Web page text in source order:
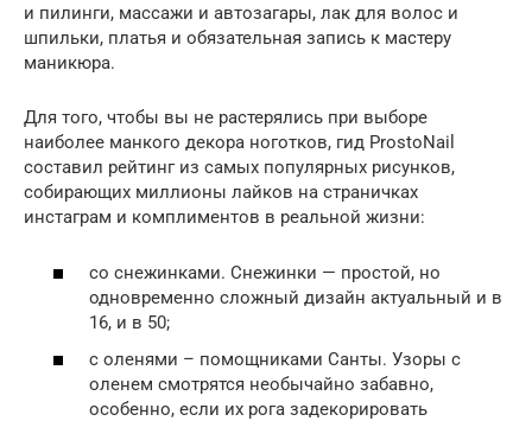
и пилинги, массажи и автозагары, лак для волос и
шпильки, платья и обязательная запись к мастеру
маникюра.
Для того, чтобы вы не растерялись при выборе
наиболее манкого декора ноготков, гид ProstoNail
составил рейтинг из самых популярных рисунков,
собирающих миллионы лайков на страничках
инстаграм и комплиментов в реальной жизни:
со снежинками. Снежинки — простой, но
одновременно сложный дизайн актуальный и в
16, и в 50;
с оленями – помощниками Санты. Узоры с
оленем смотрятся необычайно забавно,
особенно, если их рога задекорировать